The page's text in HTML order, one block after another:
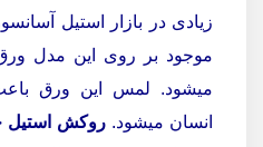
زیادی در بازار استیل
موجود بر روی این مدل
میشود. لمس این ورق
انسان میشود. روکش استیل